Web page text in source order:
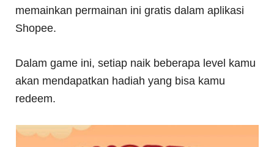
memainkan permainan ini gratis dalam aplikasi
Shopee.
Dalam game ini, setiap naik beberapa level kamu
akan mendapatkan hadiah yang bisa kamu
redeem.